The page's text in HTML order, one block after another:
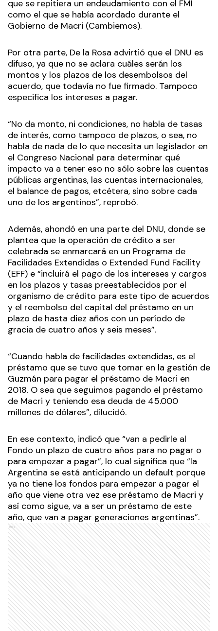
que se repitiera un endeudamiento con el FMI
como el que se había acordado durante el
Gobierno de Macri (Cambiemos).
Por otra parte, De la Rosa advirtió que el DNU es
difuso, ya que no se aclara cuáles serán los
montos y los plazos de los desembolsos del
acuerdo, que todavía no fue firmado. Tampoco
especifica los intereses a pagar.
“No da monto, ni condiciones, no habla de tasas
de interés, como tampoco de plazos, o sea, no
habla de nada de lo que necesita un legislador en
el Congreso Nacional para determinar qué
impacto va a tener eso no sólo sobre las cuentas
públicas argentinas, las cuentas internacionales,
el balance de pagos, etcétera, sino sobre cada
uno de los argentinos”, reprobó.
Además, ahondó en una parte del DNU, donde se
plantea que la operación de crédito a ser
celebrada se enmarcará en un Programa de
Facilidades Extendidas o Extended Fund Facility
(EFF) e “incluirá el pago de los intereses y cargos
en los plazos y tasas preestablecidos por el
organismo de crédito para este tipo de acuerdos
y el reembolso del capital del préstamo en un
plazo de hasta diez años con un período de
gracia de cuatro años y seis meses”.
“Cuando habla de facilidades extendidas, es el
préstamo que se tuvo que tomar en la gestión de
Guzmán para pagar el préstamo de Macri en
2018. O sea que seguimos pagando el préstamo
de Macri y teniendo esa deuda de 45.000
millones de dólares”, dilucidó.
En ese contexto, indicó que “van a pedirle al
Fondo un plazo de cuatro años para no pagar o
para empezar a pagar”, lo cual significa que “la
Argentina se está anticipando un default porque
ya no tiene los fondos para empezar a pagar el
año que viene otra vez ese préstamo de Macri y
así como sigue, va a ser un préstamo de este
año, que van a pagar generaciones argentinas”.
Ads